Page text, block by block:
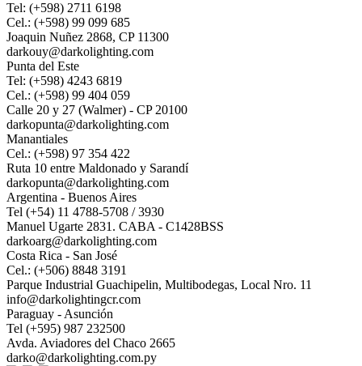
Tel: (+598) 2711 6198
Cel.: (+598) 99 099 685
Joaquin Nuñez 2868, CP 11300
darkouy@darkolighting.com
Punta del Este
Tel: (+598) 4243 6819
Cel.: (+598) 99 404 059
Calle 20 y 27 (Walmer) - CP 20100
darkopunta@darkolighting.com
Manantiales
Cel.: (+598) 97 354 422
Ruta 10 entre Maldonado y Sarandí
darkopunta@darkolighting.com
Argentina - Buenos Aires
Tel (+54) 11 4788-5708 / 3930
Manuel Ugarte 2831. CABA - C1428BSS
darkoarg@darkolighting.com
Costa Rica - San José
Cel.: (+506) 8848 3191
Parque Industrial Guachipelin, Multibodegas, Local Nro. 11
info@darkolightingcr.com
Paraguay - Asunción
Tel (+595) 987 232500
Avda. Aviadores del Chaco 2665
darko@darkolighting.com.py